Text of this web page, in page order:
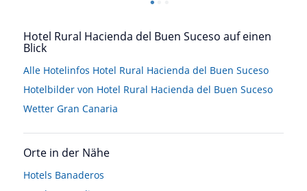
Hotel Rural Hacienda del Buen Suceso auf einen
Blick
Alle Hotelinfos Hotel Rural Hacienda del Buen Suceso
Hotelbilder von Hotel Rural Hacienda del Buen Suceso
Wetter Gran Canaria
Orte in der Nähe
Hotels Banaderos